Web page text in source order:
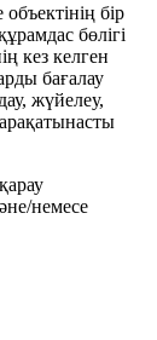
бір
бөлігі
кез келген
бағалау
жүйелеу,
немесе